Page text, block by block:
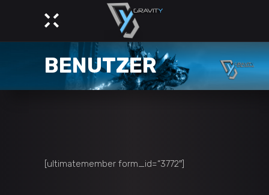
BENUTZER
[ultimatemember form_id=“3772″]